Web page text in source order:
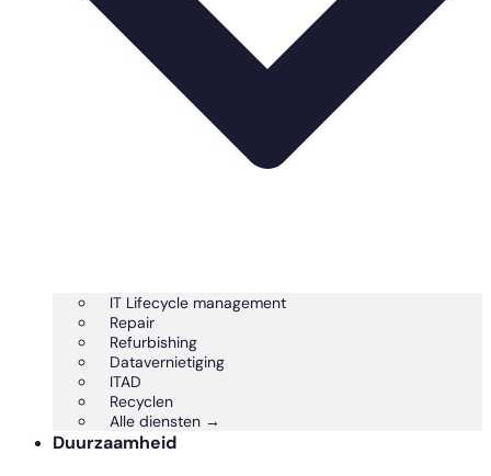
IT Lifecycle management
Repair
Refurbishing
Datavernietiging
ITAD
Recyclen
Alle diensten →
Duurzaamheid